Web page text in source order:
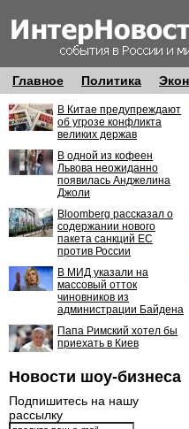
Главное Политика
В Китае предупреждают
об угрозе конфликта
великих держав
В одной из кофеен
Львова неожиданно
появилась Анджелина
Джоли
Bloomberg рассказал о
содержании нового
пакета санкций ЕС
против России
В МИД указали на
массовый отток
чиновников из
администрации Байдена
Папа Римский хотел бы
приехать в Киев
Новости шоу-бизнеса
Подпишитесь на нашу
рассылку